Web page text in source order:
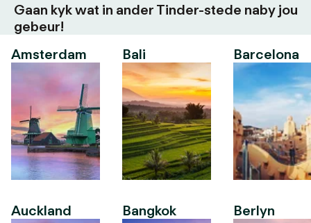
Gaan kyk wat in ander Tinder-stede naby jou
gebeur!
Amsterdam
Auckland
Bali
Bangkok
Barcelona
Berlyn